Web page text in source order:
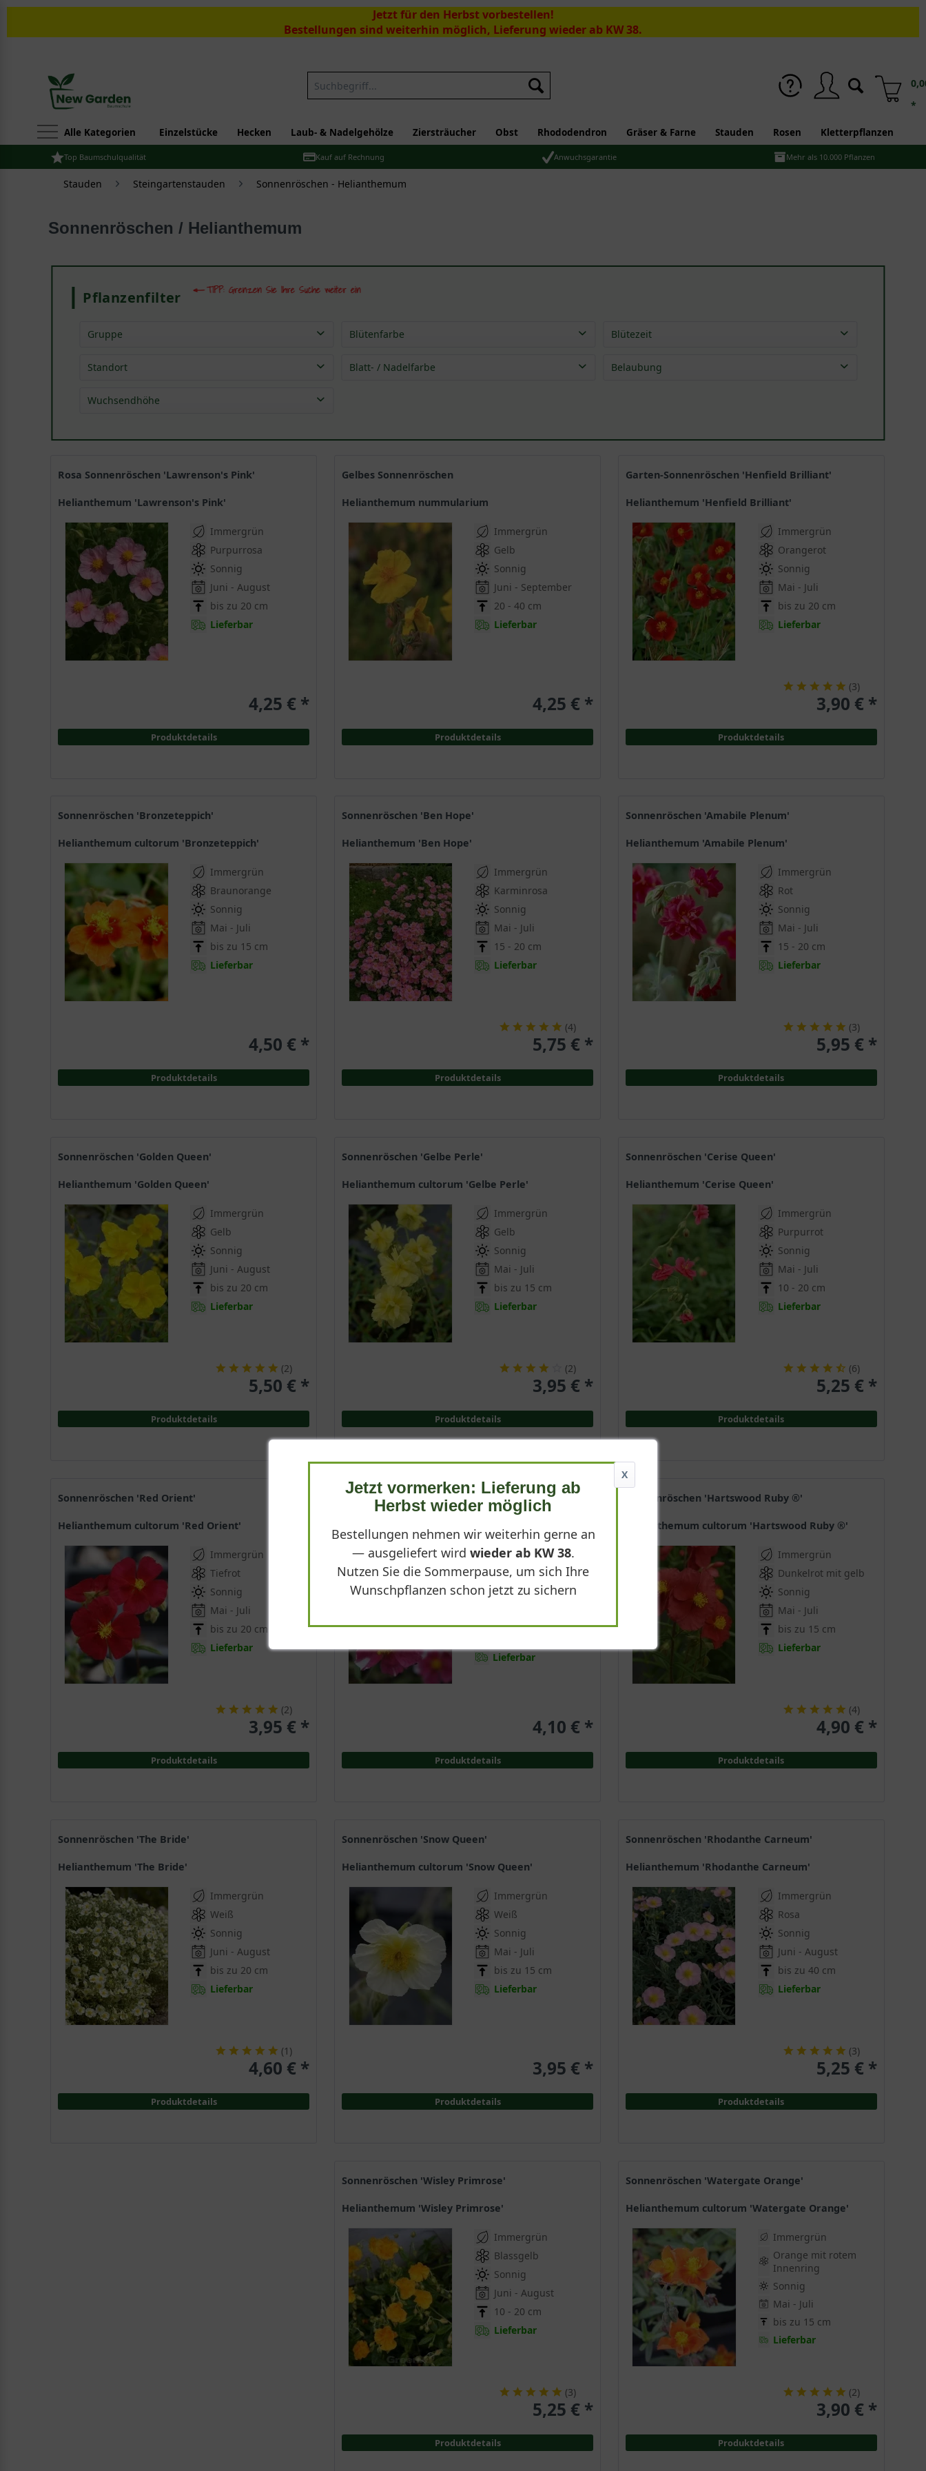
Jetzt für den Herbst vorbestellen!
Bestellungen sind weiterhin möglich, Lieferung wieder ab KW 38.
Suchen
*
Alle Kategorien Einzelstücke Hecken Laub- & Nadelgehölze Ziersträucher Obst Rhododendron Gräser & Farne Stauden Rosen Kletterpflanzen
Top Baumschulqualität Kauf auf Rechnung Anwuchsgarantie Mehr als 10.000 Pflanzen
Stauden Steingartenstauden Sonnenröschen - Helianthemum
Sonnenröschen / Helianthemum
Pflanzenfilter
Gruppe
Blütenstauden
Grabbepflanzungsstauden
Rosenbegleitstauden(8)
Blütenfarbe
mehrfarbig(3)
pink(1)
rosa(3)
weiß(2)
Blütezeit
Mai(11
Sep(1)
Standort Blatt- / Nadelfarbe Belaubung
Wuchsendhöhe
Garten-Sonnenröschen 'Henfield Brilliant'
Helianthemum 'Henfield Brilliant'
Immergrün
Orangerot
Sonnig
Mai - Juli
bis zu 20 cm
Lieferbar
(3)
3,90 € *
Produktdetails
Gelbes Sonnenröschen
Helianthemum nummularium
Immergrün
Gelb
Sonnig
Juni - September
20 - 40 cm
Lieferbar
4,25 € *
Produktdetails
Rosa Sonnenröschen 'Lawrenson's Pink'
Helianthemum 'Lawrenson's Pink'
Immergrün
Purpurrosa
Sonnig
Juni - August
bis zu 20 cm
Lieferbar
4,25 € *
Produktdetails
Sonnenröschen 'Amabile Plenum'
Helianthemum 'Amabile Plenum'
Immergrün
Rot
Sonnig
Mai - Juli
15 - 20 cm
Lieferbar
(3)
5,95 € *
Produktdetails
Sonnenröschen 'Ben Hope'
Helianthemum 'Ben Hope'
Immergrün
Karminrosa
Sonnig
Mai - Juli
15 - 20 cm
Lieferbar
(4)
5,75 € *
Produktdetails
Sonnenröschen 'Bronzeteppich'
Helianthemum cultorum 'Bronzeteppich'
Immergrün
Braunorange
Sonnig
Mai - Juli
bis zu 15 cm
Lieferbar
4,50 € *
Produktdetails
Sonnenröschen 'Cerise Queen'
Helianthemum 'Cerise Queen'
Immergrün
Purpurrot
Sonnig
Mai - Juli
10 - 20 cm
Lieferbar
(6)
5,25 € *
Produktdetails
Sonnenröschen 'Gelbe Perle'
Helianthemum cultorum 'Gelbe Perle'
Immergrün
Gelb
Sonnig
Mai - Juli
bis zu 15 cm
Lieferbar
(2)
3,95 € *
Produktdetails
Sonnenröschen 'Golden Queen'
Helianthemum 'Golden Queen'
Immergrün
Gelb
Sonnig
Juni - August
bis zu 20 cm
Lieferbar
(2)
5,50 € *
Produktdetails
Sonnenröschen 'Hartswood Ruby ®'
Helianthemum cultorum 'Hartswood Ruby ®'
Immergrün
Dunkelrot mit gelb
Sonnig
Mai - Juli
bis zu 15 cm
Lieferbar
(4)
4,90 € *
Produktdetails
Sonnenröschen 'Raspberry Ripples'
Immergrün
Pink mit weißem
Rand
Lieferbar
4,10 € *
Produktdetails
Sonnenröschen 'Red Orient'
Helianthemum cultorum 'Red Orient'
Immergrün
Tiefrot
Sonnig
Mai - Juli
bis zu 20 cm
Lieferbar
(2)
3,95 € *
Produktdetails
Sonnenröschen 'Rhodanthe Carneum'
Helianthemum 'Rhodanthe Carneum'
Immergrün
Rosa
Sonnig
Juni - August
bis zu 40 cm
Lieferbar
(3)
5,25 € *
Produktdetails
Sonnenröschen 'Snow Queen'
Helianthemum cultorum 'Snow Queen'
Immergrün
Weiß
Sonnig
Mai - Juli
bis zu 15 cm
Lieferbar
3,95 € *
Produktdetails
Sonnenröschen 'The Bride'
Helianthemum 'The Bride'
Immergrün
Weiß
Sonnig
Juni - August
bis zu 20 cm
Lieferbar
(1 )
4,60 € *
Produktdetails
Sonnenröschen 'Watergate Orange'
Helianthemum cultorum 'Watergate Orange'
Immergrün
Orange mit rotem
Innenring
Sonnig
Mai - Juli
bis zu 15 cm
Lieferbar
(2)
3,90 € *
Produktdetails
Sonnenröschen 'Wisley Primrose'
Helianthemum 'Wisley Primrose'
Immergrün
Blassgelb
Sonnig
Juni - August
10 - 20 cm
Lieferbar
(3)
5,25 € *
Produktdetails
X
Jetzt vormerken: Lieferung ab
Herbst wieder möglich
Bestellungen nehmen wir weiterhin gerne an
— ausgeliefert wird wieder ab KW 38.
Nutzen Sie die Sommerpause, um sich Ihre
Wunschpflanzen schon jetzt zu sichern